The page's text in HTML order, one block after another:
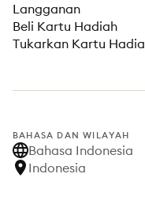
Langganan
Beli Kartu Hadiah
Tukarkan Kartu
BAHASA DAN WILAYAH
Bahasa Indonesia
Indonesia